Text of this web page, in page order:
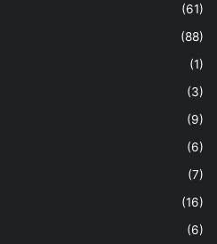
(61)
(88)
(1)
(3)
(9)
(6)
(7)
(16)
(6)